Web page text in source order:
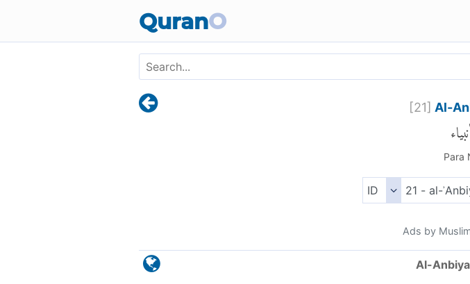
QuranO
[21] Al-
Para
Ads by
Al-